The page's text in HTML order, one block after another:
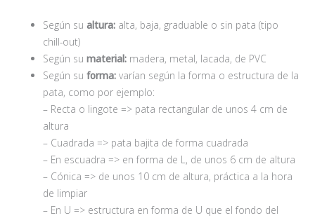
Según sualtura: alta, baja, graduable o sin pata (tipo
chill-out)
Según sumaterial: madera, metal, lacada, de PVC
Según suforma: varían según la forma o estructura de la
pata, como por ejemplo:
– Recta o lingote => pata rectangular de unos 4 cm de
altura
– Cuadrada => pata bajita de forma cuadrada
– En escuadra => en forma de L, de unos 6 cm de altura
– Cónica => de unos 10 cm de altura, práctica a la hora
de limpiar
– En U => estructura en forma de U que el fondo del